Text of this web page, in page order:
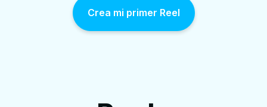
Crea mi primer Reel